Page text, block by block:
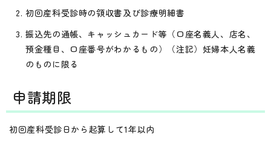
初回産科受診時の領収書及び診療明細書
振込先の通帳、キャッシュカード等（口座名義人、店名、
預金種目、口座番号がわかるもの）（注記）妊婦本人名義
のものに限る
申請期限
初回産科受診日から起算して1年以内